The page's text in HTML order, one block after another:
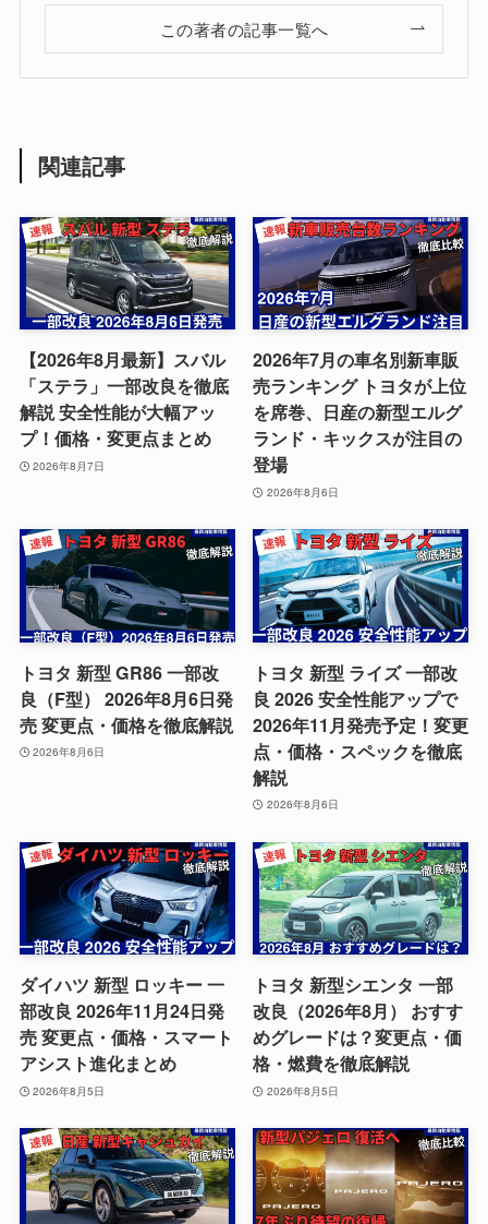
この著者の記事一覧へ
関連記事
【2026年8月最新】スバル
「ステラ」一部改良を徹底
解説 安全性能が大幅アッ
プ！価格・変更点まとめ
2026年8月7日
2026年7月の車名別新車販
売ランキング トヨタが上位
を席巻、日産の新型エルグ
ランド・キックスが注目の
登場
2026年8月6日
トヨタ 新型 GR86 一部改
良（F型） 2026年8月6日発
売 変更点・価格を徹底解説
2026年8月6日
トヨタ 新型 ライズ 一部改
良 2026 安全性能アップで
2026年11月発売予定！変更
点・価格・スペックを徹底
解説
2026年8月6日
ダイハツ 新型 ロッキー 一
部改良 2026年11月24日発
売 変更点・価格・スマート
アシスト進化まとめ
2026年8月5日
トヨタ 新型シエンタ 一部
改良（2026年8月） おすす
めグレードは？変更点・価
格・燃費を徹底解説
2026年8月5日